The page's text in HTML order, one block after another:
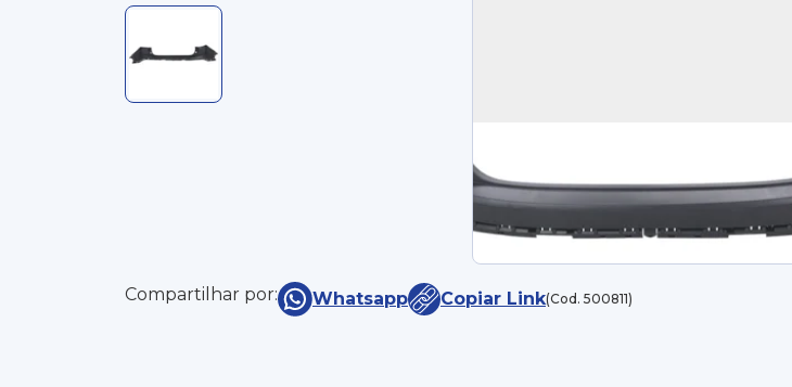
Compartilhar por: Whatsapp Copiar Link(Cod. 500811)